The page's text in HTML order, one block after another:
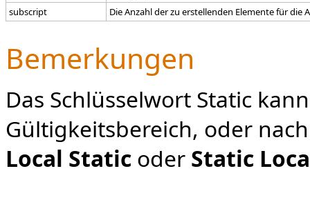
subscript
Die Anzahl der zu erstellenden Elemente für die
Bemerkungen
Das Schlüsselwort Static
Gültigkeitsbereich, oder
Local Static oder Static